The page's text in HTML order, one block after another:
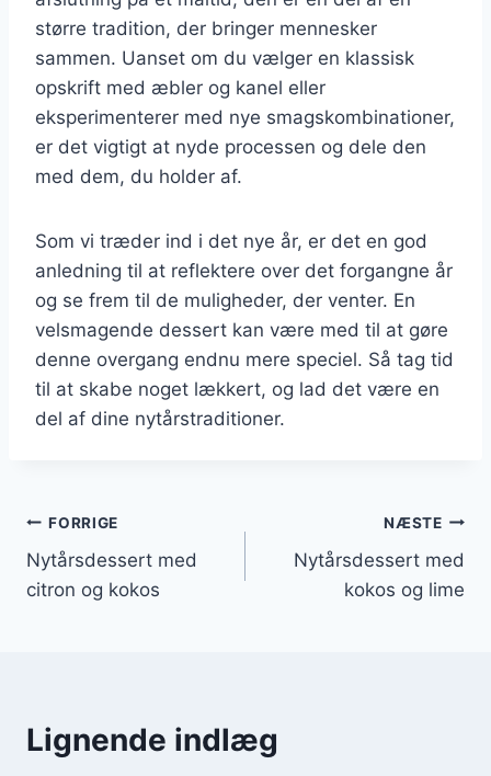
større tradition, der bringer mennesker
sammen. Uanset om du vælger en klassisk
opskrift med æbler og kanel eller
eksperimenterer med nye smagskombinationer,
er det vigtigt at nyde processen og dele den
med dem, du holder af.
Som vi træder ind i det nye år, er det en god
anledning til at reflektere over det forgangne år
og se frem til de muligheder, der venter. En
velsmagende dessert kan være med til at gøre
denne overgang endnu mere speciel. Så tag tid
til at skabe noget lækkert, og lad det være en
del af dine nytårstraditioner.
Indlægsnavigation
FORRIGE
Nytårsdessert med
citron og kokos
NÆSTE
Nytårsdessert med
kokos og lime
Lignende indlæg